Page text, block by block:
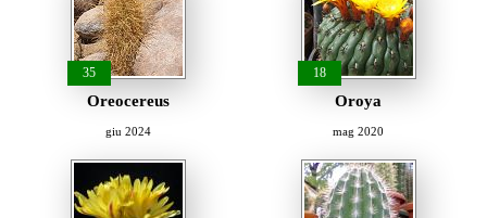
35
Oreocereus
giu 2024
18
Oroya
mag 2020